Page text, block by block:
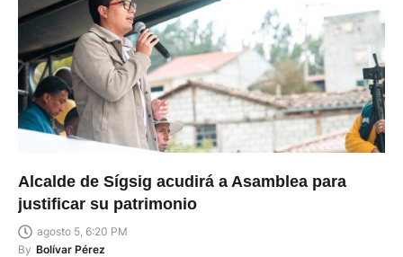
Alcalde de Sígsig acudirá a Asamblea para
justificar su patrimonio
agosto 5, 6:20 PM
By Bolívar Pérez